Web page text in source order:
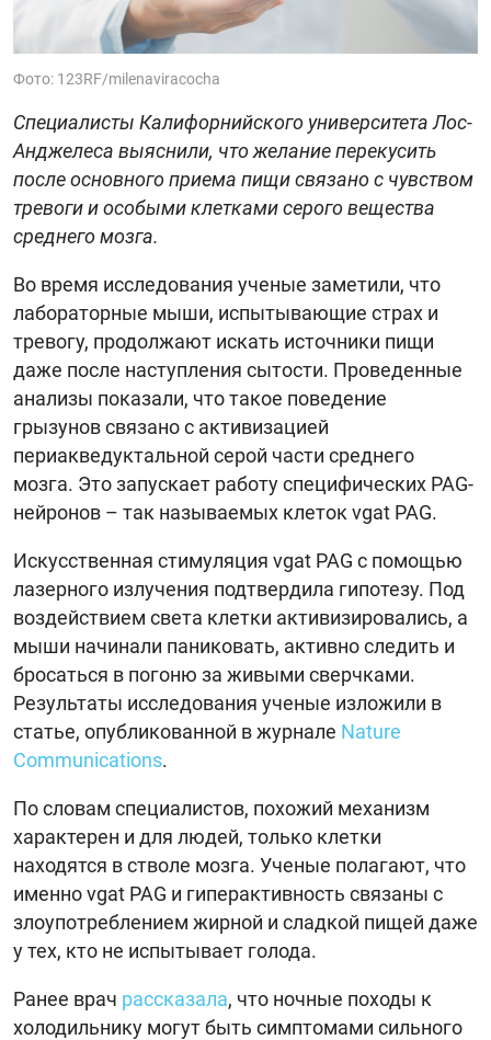
Фото: 123RF/milenaviracocha
Специалисты Калифорнийского университета Лос-
Анджелеса выяснили, что желание перекусить
после основного приема пищи связано с чувством
тревоги и особыми клетками серого вещества
среднего мозга.
Во время исследования ученые заметили, что
лабораторные мыши, испытывающие страх и
тревогу, продолжают искать источники пищи
даже после наступления сытости. Проведенные
анализы показали, что такое поведение
грызунов связано с активизацией
периакведуктальной серой части среднего
мозга. Это запускает работу специфических PAG-
нейронов – так называемых клеток vgat PAG.
Искусственная стимуляция vgat PAG с помощью
лазерного излучения подтвердила гипотезу. Под
воздействием света клетки активизировались, а
мыши начинали паниковать, активно следить и
бросаться в погоню за живыми сверчками.
Результаты исследования ученые изложили в
статье, опубликованной в журнале Nature
Communications.
По словам специалистов, похожий механизм
характерен и для людей, только клетки
находятся в стволе мозга. Ученые полагают, что
именно vgat PAG и гиперактивность связаны с
злоупотреблением жирной и сладкой пищей даже
у тех, кто не испытывает голода.
Ранее врач рассказала, что ночные походы к
холодильнику могут быть симптомами сильного